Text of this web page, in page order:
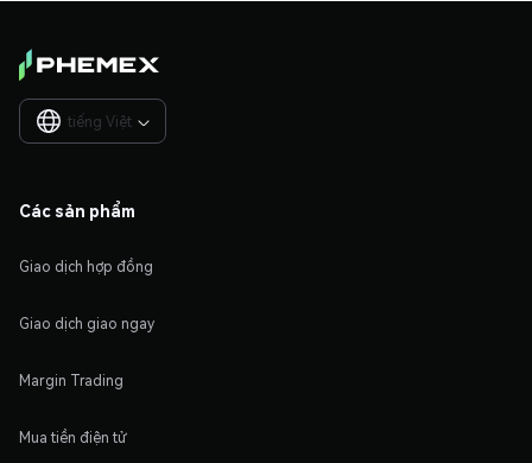
tiếng Việt 
Các sản phẩm
Giao dịch hợp đồng
Giao dịch giao ngay
Margin Trading
Mua tiền điện tử